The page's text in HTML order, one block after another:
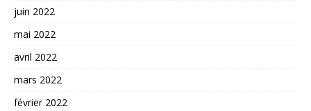
juin 2022
mai 2022
avril 2022
mars 2022
février 2022